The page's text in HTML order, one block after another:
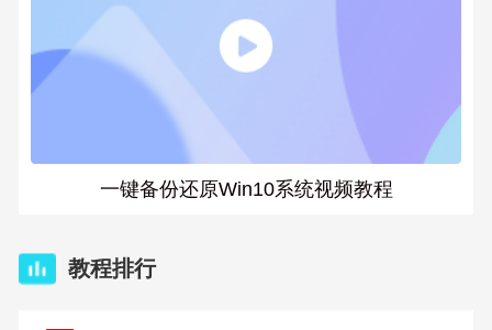
一键备份还原Win10系统视频教程
教程排行